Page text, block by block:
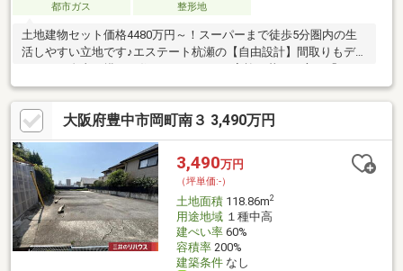
都市ガス
整形地
土地建物セット価格4480万円～！スーパーまで徒歩5分圏内の生
活しやすい立地です♪エステート杭瀬の【自由設計】間取りもデザ
な家に住みたい」という想いを丁寧にヒアリングしながら、理想
をかたちにする新築住宅をご提案します！明るく開放的なLDKや
家事がしやすい動線、たっぷり収納や趣味のスペースなども思い
のまま。土地やご予算に合わせて無理のないプランをご用意し、
打合せを重ねながら一緒に楽しく家づくりを進めていきます。
大阪府豊中市岡町南３ 3,490万円
3,490万円
（坪単価:-）
土地面積118.86m2
用途地域１種中高
建ぺい率60%
容積率200%
建築条件なし